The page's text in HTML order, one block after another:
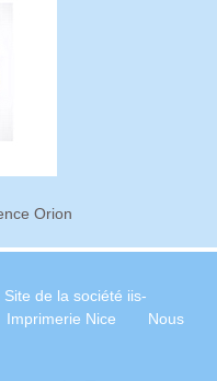
Orion
Site de la société iis-
Imprimerie Nice
Nous